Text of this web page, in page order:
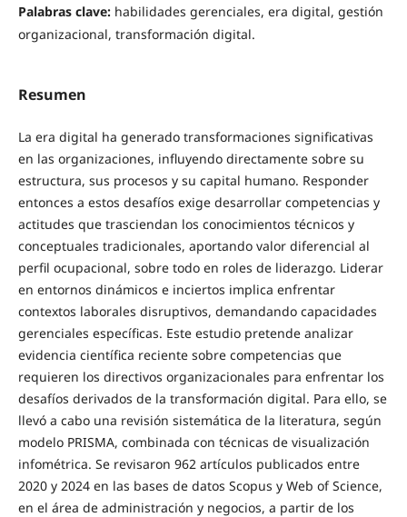
Palabras clave: habilidades gerenciales, era digital, gestión
organizacional, transformación digital.
Resumen
La era digital ha generado transformaciones significativas
en las organizaciones, influyendo directamente sobre su
estructura, sus procesos y su capital humano. Responder
entonces a estos desafíos exige desarrollar competencias y
actitudes que trasciendan los conocimientos técnicos y
conceptuales tradicionales, aportando valor diferencial al
perfil ocupacional, sobre todo en roles de liderazgo. Liderar
en entornos dinámicos e inciertos implica enfrentar
contextos laborales disruptivos, demandando capacidades
gerenciales específicas. Este estudio pretende analizar
evidencia científica reciente sobre competencias que
requieren los directivos organizacionales para enfrentar los
desafíos derivados de la transformación digital. Para ello, se
llevó a cabo una revisión sistemática de la literatura, según
modelo PRISMA, combinada con técnicas de visualización
infométrica. Se revisaron 962 artículos publicados entre
2020 y 2024 en las bases de datos Scopus y Web of Science,
en el área de administración y negocios, a partir de los